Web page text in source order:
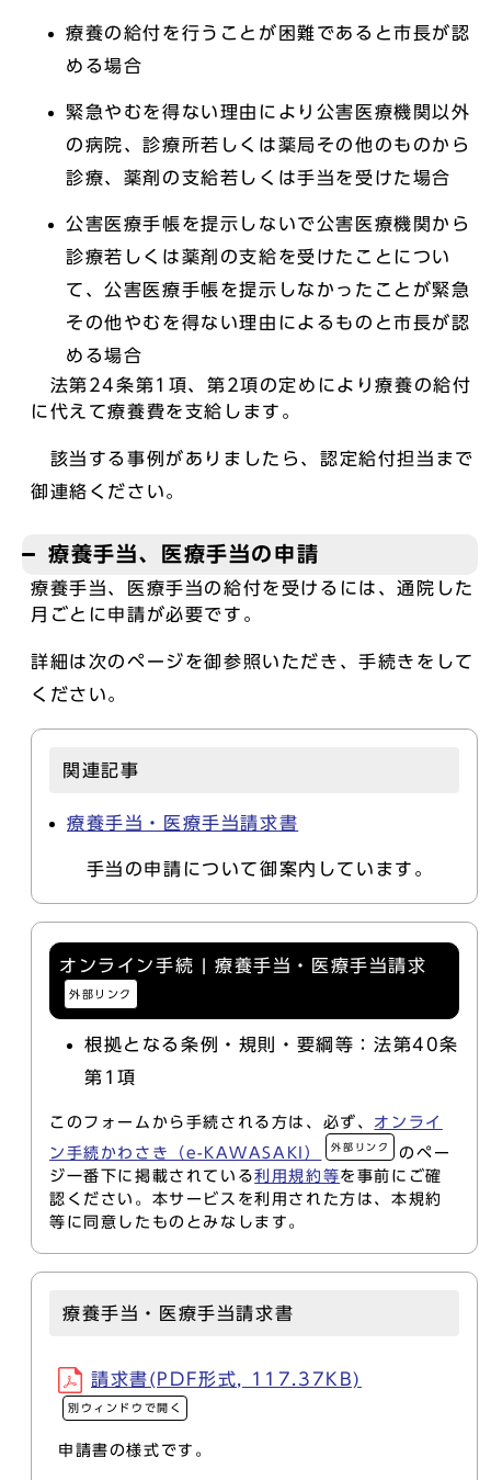
療養の給付を行うことが困難であると市長が認
める場合
緊急やむを得ない理由により公害医療機関以外
の病院、診療所若しくは薬局その他のものから
診療、薬剤の支給若しくは手当を受けた場合
公害医療手帳を提示しないで公害医療機関から
診療若しくは薬剤の支給を受けたことについ
て、公害医療手帳を提示しなかったことが緊急
その他やむを得ない理由によるものと市長が認
める場合
法第24条第1項、第2項の定めにより療養の給付
に代えて療養費を支給します。
該当する事例がありましたら、認定給付担当まで
御連絡ください。
療養手当、医療手当の申請
療養手当、医療手当の給付を受けるには、通院した
月ごとに申請が必要です。
詳細は次のページを御参照いただき、手続きをして
ください。
関連記事
療養手当・医療手当請求書
手当の申請について御案内しています。
オンライン手続 | 療養手当・医療手当請求
外部リンク
根拠となる条例・規則・要綱等：法第40条
第1項
このフォームから手続される方は、必ず、 オンライ
ン手続かわさき（e-KAWASAKI）
外部リンク
のペー
ジ一番下に掲載されている利用規約等を事前にご確
認ください。本サービスを利用された方は、本規約
等に同意したものとみなします。
療養手当・医療手当請求書
請求書(PDF形式, 117.37KB)
別ウィンドウで開く
申請書の様式です。